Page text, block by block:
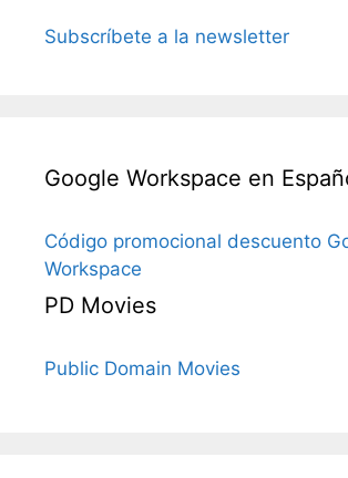
Subscríbete a la newsletter
Google Workspace en
Código promocional descuento
Workspace
PD Movies
Public Domain Movies